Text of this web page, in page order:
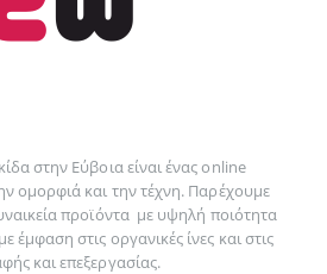
στην Εύβοια είναι ένας online
ομορφιά και τηντέχνη. Παρέχουμε
προϊόντα με υψηλή ποιότητα
στις οργανικές ίνες και στις
και επεξεργασίας.